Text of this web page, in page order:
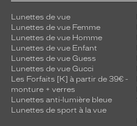
Lunettes de vue
Lunettes de vue Femme
Lunettes de vue Homme
Lunettes de vue Enfant
Lunettes de vue Guess
Lunettes de vue Gucci
Les Forfaits [K] à partir de 39€ -
monture + verres
Lunettes anti-lumière bleue
Lunettes de sport à la vue